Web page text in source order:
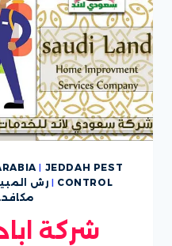
| JEDDAH PEST
CONTROL
| رش
شركة